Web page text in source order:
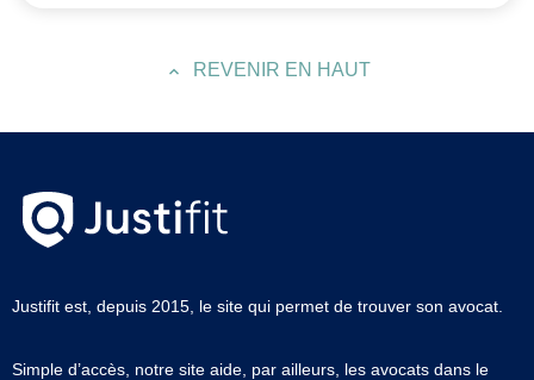
REVENIR EN HAUT
Justifit est, depuis 2015, le site qui permet de trouver son avocat.
Simple d’accès, notre site aide, par ailleurs, les avocats dans le